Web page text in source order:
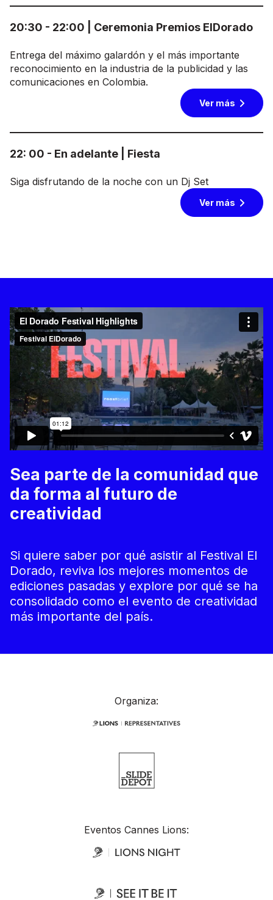
20:30 - 22:00 | Ceremonia Premios ElDorado
Entrega del máximo galardón y el más importante
reconocimiento en la industria de la publicidad y las
comunicaciones en Colombia.
Ver más
22: 00 - En adelante | Fiesta
Siga disfrutando de la noche con un Dj Set
Ver más
Sea parte de la comunidad que
da forma al futuro de
creatividad
Si quiere saber por qué asistir al Festival El
Dorado, reviva los mejores momentos de
ediciones pasadas y explore por qué se ha
consolidado como el evento de creatividad
más importante del país.
Organiza:
Eventos Cannes Lions: